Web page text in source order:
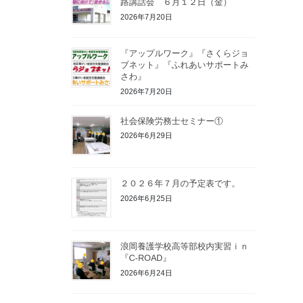
路講話会 ６月１２日（金）
2026年7月20日
『アップルワーク』『さくらジョ
ブネット』『ふれあいサポートみ
さわ』
2026年7月20日
社会保険労務士セミナー①
2026年6月29日
２０２６年７月の予定表です。
2026年6月25日
浪岡養護学校高等部校内実習ｉｎ
『C-ROAD』
2026年6月24日